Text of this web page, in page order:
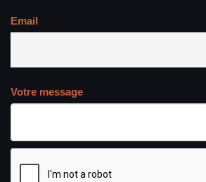
Email
Votre message